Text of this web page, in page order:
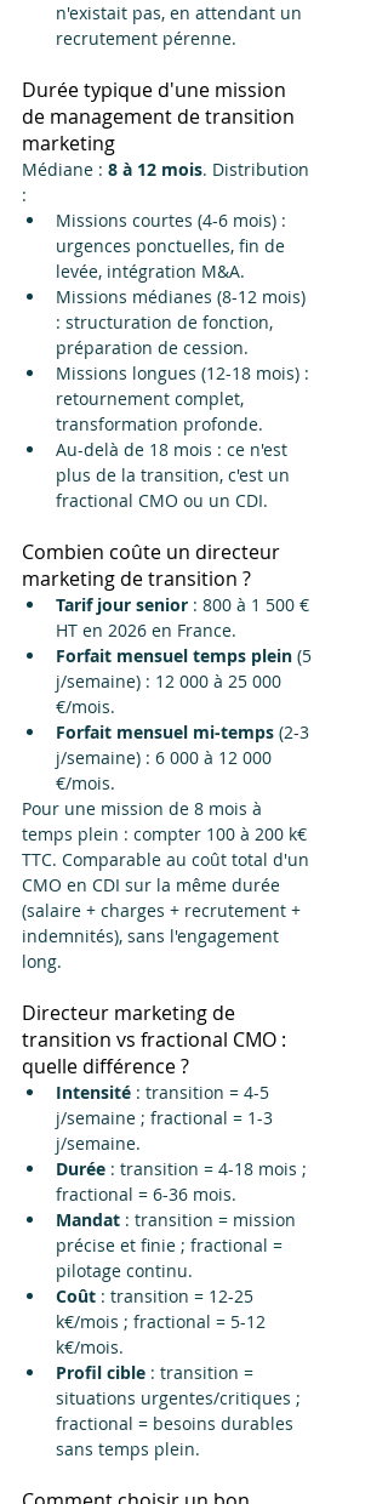
n'existait pas, en attendant un
recrutement pérenne.
Durée typique d'une mission
de management de transition
marketing
Médiane : 8 à 12 mois. Distribution
:
Missions courtes (4-6 mois) :
urgences ponctuelles, fin de
levée, intégration M&A.
Missions médianes (8-12 mois)
: structuration de fonction,
préparation de cession.
Missions longues (12-18 mois) :
retournement complet,
transformation profonde.
Au-delà de 18 mois : ce n'est
plus de la transition, c'est un
fractional CMO ou un CDI.
Combien coûte un directeur
marketing de transition ?
Tarif jour senior : 800 à 1 500 €
HT en 2026 en France.
Forfait mensuel temps plein (5
j/semaine) : 12 000 à 25 000
€/mois.
Forfait mensuel mi-temps (2-3
j/semaine) : 6 000 à 12 000
€/mois.
Pour une mission de 8 mois à
temps plein : compter 100 à 200 k€
TTC. Comparable au coût total d'un
CMO en CDI sur la même durée
(salaire + charges + recrutement +
indemnités), sans l'engagement
long.
Directeur marketing de
transition vs fractional CMO :
quelle différence ?
Intensité : transition = 4-5
j/semaine ; fractional = 1-3
j/semaine.
Durée : transition = 4-18 mois ;
fractional = 6-36 mois.
Mandat : transition = mission
précise et finie ; fractional =
pilotage continu.
Coût : transition = 12-25
k€/mois ; fractional = 5-12
k€/mois.
Profil cible : transition =
situations urgentes/critiques ;
fractional = besoins durables
sans temps plein.